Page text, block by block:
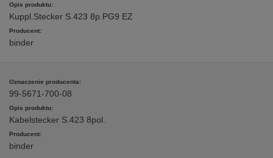
Kuppl.Stecker S.423 8p.PG9 EZ
binder
99-5671-700-08
Kabelstecker S.423 8pol.
binder